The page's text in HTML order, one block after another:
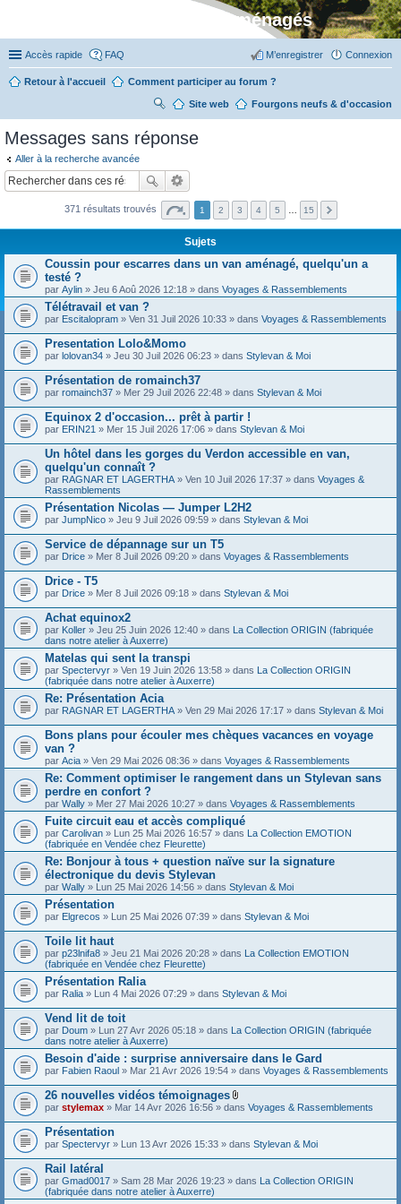
Stylevan - Vans aménagés
Accès rapide FAQ Connexion
M’enregistrer
Retour à l'accueil Comment participer au forum ?
Fourgons neufs & d'occasion
Site web
R
her
ch
er
Messages sans réponse
Aller à la recherche avancée
371 résultats trouvés 1 2 3 4 5 15
Sujets
Coussin pour escarres dans un van aménagé, quelqu'un a
testé ?
par Aylin » Jeu 6 Aoû 2026 12:18 » dans Voyages & Rassemblements
Télétravail et van ?
par Escitalopram » Ven 31 Juil 2026 10:33 » dans Voyages & Rassemblements
Presentation Lolo&Momo
par lolovan34 » Jeu 30 Juil 2026 06:23 » dans Stylevan & Moi
Présentation de romainch37
par romainch37 » Mer 29 Juil 2026 22:48 » dans Stylevan & Moi
Equinox 2 d'occasion... prêt à partir !
par ERIN21 » Mer 15 Juil 2026 17:06 » dans Stylevan & Moi
Un hôtel dans les gorges du Verdon accessible en van,
quelqu'un connaît ?
par RAGNAR ET LAGERTHA » Ven 10 Juil 2026 17:37 » dans Voyages &
Rassemblements
Présentation Nicolas — Jumper L2H2
par JumpNico » Jeu 9 Juil 2026 09:59 » dans Stylevan & Moi
Service de dépannage sur un T5
par Drice » Mer 8 Juil 2026 09:20 » dans Voyages & Rassemblements
Drice - T5
par Drice » Mer 8 Juil 2026 09:18 » dans Stylevan & Moi
Achat equinox2
par Koller » Jeu 25 Juin 2026 12:40 » dans La Collection ORIGIN (fabriquée
dans notre atelier à Auxerre)
Matelas qui sent la transpi
par Spectervyr » Ven 19 Juin 2026 13:58 » dans La Collection ORIGIN
(fabriquée dans notre atelier à Auxerre)
Re: Présentation Acia
par RAGNAR ET LAGERTHA » Ven 29 Mai 2026 17:17 » dans Stylevan & Moi
Bons plans pour écouler mes chèques vacances en voyage
van ?
par Acia » Ven 29 Mai 2026 08:36 » dans Voyages & Rassemblements
Re: Comment optimiser le rangement dans un Stylevan sans
perdre en confort ?
par Wally » Mer 27 Mai 2026 10:27 » dans Voyages & Rassemblements
Fuite circuit eau et accès compliqué
par Carolivan » Lun 25 Mai 2026 16:57 » dans La Collection EMOTION
(fabriquée en Vendée chez Fleurette)
Re: Bonjour à tous + question naïve sur la signature
électronique du devis Stylevan
par Wally » Lun 25 Mai 2026 14:56 » dans Stylevan & Moi
Présentation
par Elgrecos » Lun 25 Mai 2026 07:39 » dans Stylevan & Moi
Toile lit haut
par p23lnifa8 » Jeu 21 Mai 2026 20:28 » dans La Collection EMOTION
(fabriquée en Vendée chez Fleurette)
Présentation Ralia
par Ralia » Lun 4 Mai 2026 07:29 » dans Stylevan & Moi
Vend lit de toit
par Doum » Lun 27 Avr 2026 05:18 » dans La Collection ORIGIN (fabriquée
dans notre atelier à Auxerre)
Besoin d'aide : surprise anniversaire dans le Gard
par Fabien Raoul » Mar 21 Avr 2026 19:54 » dans Voyages & Rassemblements
26 nouvelles vidéos témoignages
F
c
i
e
(
)
par stylemax » Mar 14 Avr 2026 16:56 » dans Voyages & Rassemblements
Présentation
par Spectervyr » Lun 13 Avr 2026 15:33 » dans Stylevan & Moi
Rail latéral
par Gmad0017 » Sam 28 Mar 2026 19:23 » dans La Collection ORIGIN
(fabriquée dans notre atelier à Auxerre)